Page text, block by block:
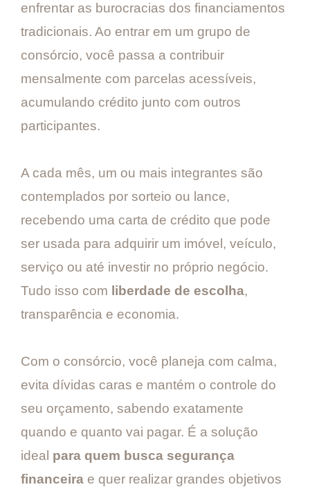
enfrentar as burocracias dos financiamentos
tradicionais. Ao entrar em um grupo de
consórcio, você passa a contribuir
mensalmente com parcelas acessíveis,
acumulando crédito junto com outros
participantes.
A cada mês, um ou mais integrantes são
contemplados por sorteio ou lance,
recebendo uma carta de crédito que pode
ser usada para adquirir um imóvel, veículo,
serviço ou até investir no próprio negócio.
Tudo isso com liberdade de escolha,
transparência e economia.
Com o consórcio, você planeja com calma,
evita dívidas caras e mantém o controle do
seu orçamento, sabendo exatamente
quando e quanto vai pagar. É a solução
ideal para quem busca segurança
financeira e quer realizar grandes objetivos